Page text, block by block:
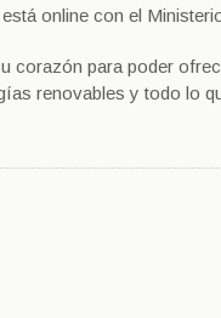
online con el
corazón para poder
renovables y todo lo